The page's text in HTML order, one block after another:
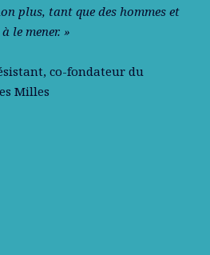
plus, tant que des hommes et
le mener. »
co-fondateur du
Milles